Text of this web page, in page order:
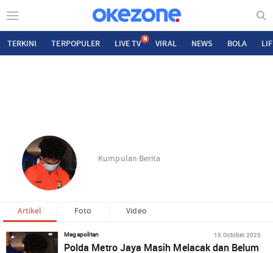
TERKINI TERPOPULER LIVE TV N VIRAL NEWS BOLA
Kumpulan Berita
Artikel Foto Video
Megapolitan 15 October 2025
Polda Metro Jaya Masih Melacak dan Belum